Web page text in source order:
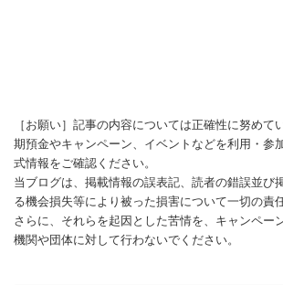
［お願い］記事の内容については正確性に努めて
期預金やキャンペーン、イベントなどを利用・参
式情報をご確認ください。
当ブログは、掲載情報の誤表記、読者の錯誤並び
る機会損失等により被った損害について一切の責
さらに、それらを起因とした苦情を、キャンペー
機関や団体に対して行わないでください。